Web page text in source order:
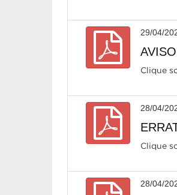
29/04/
Clique
28/04/
Clique
28/04/